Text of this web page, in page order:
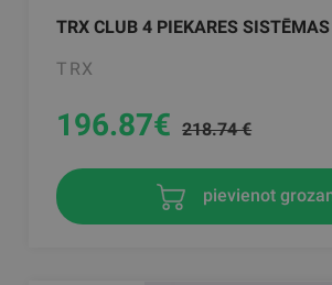
TRX CLUB 4 PIEKARES
TRX
196.87€ 218.74 €
pievienot